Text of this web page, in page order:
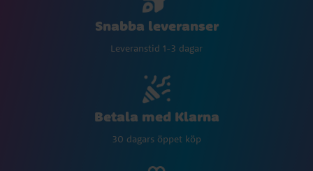
Snabba leveranser
Leveranstid 1-3 dagar
Betala med Klarna
30 dagars öppet köp